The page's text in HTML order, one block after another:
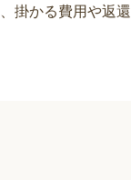
掛かる費用や返